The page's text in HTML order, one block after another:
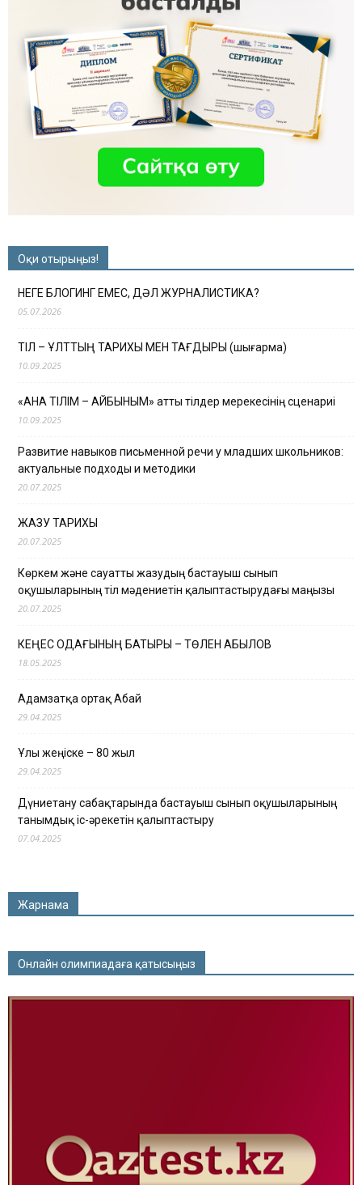
Оқи отырыңыз!
НЕГЕ БЛОГИНГ ЕМЕС, ДӘЛ ЖУРНАЛИСТИКА?
05.07.2026
ТІЛ – ҰЛТТЫҢ ТАРИХЫ МЕН ТАҒДЫРЫ (шығарма)
10.09.2025
«АНА ТІЛІМ – АЙБЫНЫМ» атты тілдер мерекесінің сценариі
10.09.2025
Развитие навыков письменной речи у младших школьников:
актуальные подходы и методики
20.07.2025
ЖАЗУ ТАРИХЫ
20.07.2025
Көркем және сауатты жазудың бастауыш сынып
оқушыларының тіл мәдениетін қалыптастырудағы маңызы
20.07.2025
КЕҢЕС ОДАҒЫНЫҢ БАТЫРЫ – ТӨЛЕН ҚАБЫЛОВ
18.05.2025
Адамзатқа ортақ Абай
29.04.2025
Ұлы жеңіске – 80 жыл
29.04.2025
Дүниетану сабақтарында бастауыш сынып оқушыларының
танымдық іс-әрекетін қалыптастыру
07.04.2025
Жарнама
Онлайн олимпиадаға қатысыңыз